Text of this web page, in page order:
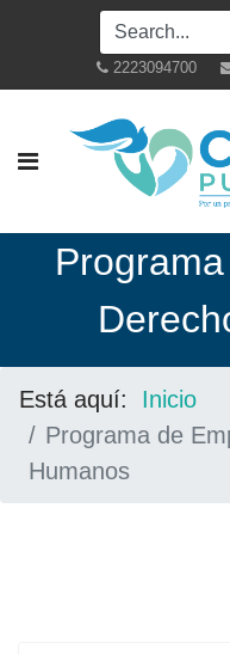
2223094700
Está aquí: Inicio
Programa de
Humanos